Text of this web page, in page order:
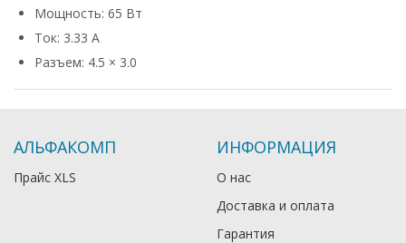
Мощность: 65 Вт
Ток: 3.33 А
Разъем: 4.5 × 3.0
АЛЬФАКОМП
Прайс XLS
ИНФОРМАЦИЯ
О нас
Доставка и оплата
Гарантия